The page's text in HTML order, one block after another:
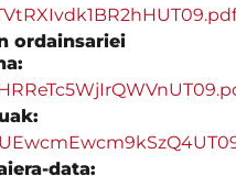
ordainsariei
data: